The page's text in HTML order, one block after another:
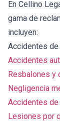
En Cellino
gama de
incluyen:
Accidentes
Accidentes
Resbalones y
Negligencia
Accidentes
Lesiones por